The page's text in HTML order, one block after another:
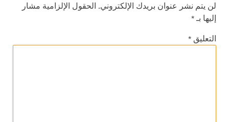
لن يتم نشر عنوان بريدك الإلكتروني. الحقول الإلزامية مشار
إليها بـ *
التعليق *